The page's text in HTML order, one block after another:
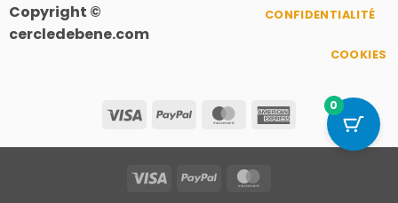
Copyright ©
cercledebene.com
Visa PayPal MasterCardAmerican
Express
CONFIDENTIALITÉ
COOKIES
Visa PayPal
0